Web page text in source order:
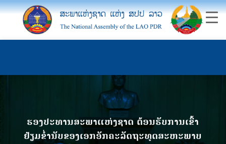
ຮອງປະທານສະພາແຫ່ງຊາດ ຕ້ອນຮັບການເຂົ້າ
ຢ້ຽມຂໍ່ານັບຂອງເອກອັກຄະລັດຖະທູດສະຫະພາບ